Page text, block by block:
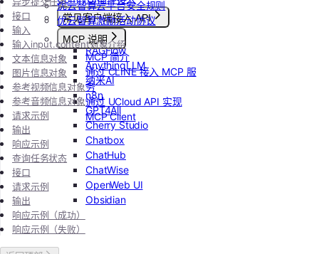
常见客户端接入 API
Dify
RAGFlow
AnythingLLM
纳米AI
n8n
GPT4All
Cherry Studio
Chatbox
ChatHub
ChatWise
OpenWeb UI
Obsidian
MCP 说明
MCP 简介
通过 CLINE 接入 MCP 服
务
通过 UCloud API 实现
MCP Client
优云智算云平台安全规则
优云智算激励活动协议
接口
输入
输入input.content对象介绍
文本信息对象
图片信息对象
参考视频信息对象
参考音频信息对象
请求示例
输出
响应示例
查询任务状态
接口
请求示例
输出
响应示例（成功）
响应示例（失败）